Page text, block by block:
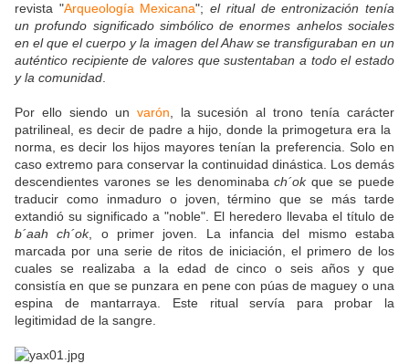
revista "Arqueología Mexicana";el ritual de entronización tenía
un profundo significado simbólico de enormes anhelos sociales
en el que el cuerpo y la imagen del Ahaw se transfiguraban en un
auténtico recipiente de valores que sustentaban a todo el estado
y la comunidad
Por ello siendo un varón , la sucesión al trono tenía carácter
patrilineal, es decir de padre a hijo, donde la primogetura era la
norma, es decir los hijos mayores tenían la preferencia. Solo en
caso extremo para conservar la continuidad dinástica. Los demás
descendientes varones se les denominabach´okque se puede
traducir como inmaduro o joven, término que se más tarde
extandió su significado a "noble". El heredero llevaba el título de
b´aah ch´ok, o primer joven. La infancia del mismo estaba
marcada por una serie de ritos de iniciación, el primero de los
cuales se realizaba a la edad de cinco o seis años y que
consistía en que se punzara en pene con púas de maguey o una
espina de mantarraya. Este ritual servía para probar la
legitimidad de la sangre.